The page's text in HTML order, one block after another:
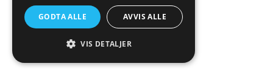
GODTA ALLE AVVIS ALLE
VIS DETALJER